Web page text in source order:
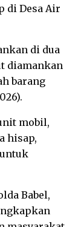
di Desa Air
di dua
diamankan
barang
mobil,
hisap,
Babel,